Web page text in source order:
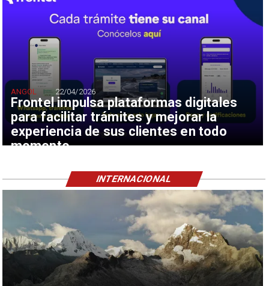
Frontel impulsa plataformas digitales
para facilitar trámites y mejorar la
experiencia de sus clientes en todo
momento
ANGOL 22/04/2026
INTERNACIONAL